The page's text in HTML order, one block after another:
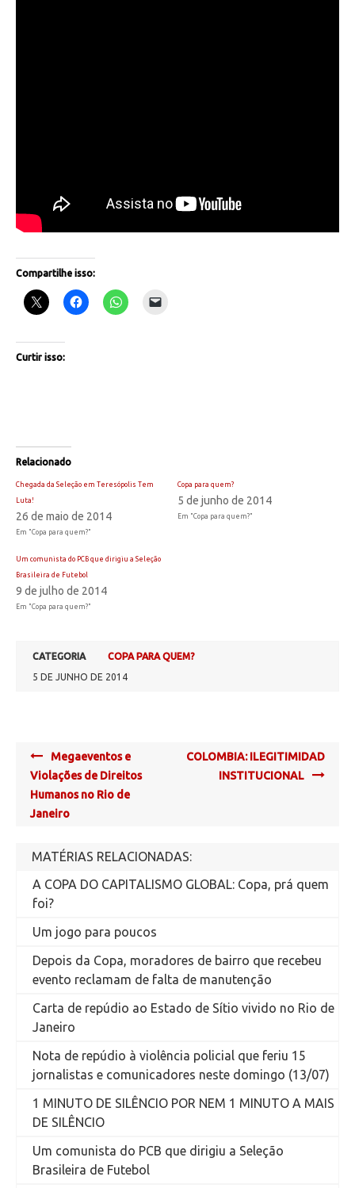
Compartilhe isso:
Curtir isso:
Relacionado
Chegada da Seleção em Teresópolis Tem
Luta!
26 de maio de 2014
Em "Copa para quem?"
Copa para quem?
5 de junho de 2014
Em "Copa para quem?"
Um comunista do PCB que dirigiu a Seleção
Brasileira de Futebol
9 de julho de 2014
Em "Copa para quem?"
CATEGORIA
COPA PARA QUEM?
5 DE JUNHO DE 2014
Post
navigation
Megaeventos e
Violações de Direitos
Humanos no Rio de
Janeiro
COLOMBIA: ILEGITIMIDAD
INSTITUCIONAL
MATÉRIAS RELACIONADAS:
A COPA DO CAPITALISMO GLOBAL: Copa, prá quem
foi?
Um jogo para poucos
Depois da Copa, moradores de bairro que recebeu
evento reclamam de falta de manutenção
Carta de repúdio ao Estado de Sítio vivido no Rio de
Janeiro
Nota de repúdio à violência policial que feriu 15
jornalistas e comunicadores neste domingo (13/07)
1 MINUTO DE SILÊNCIO POR NEM 1 MINUTO A MAIS
DE SILÊNCIO
Um comunista do PCB que dirigiu a Seleção
Brasileira de Futebol